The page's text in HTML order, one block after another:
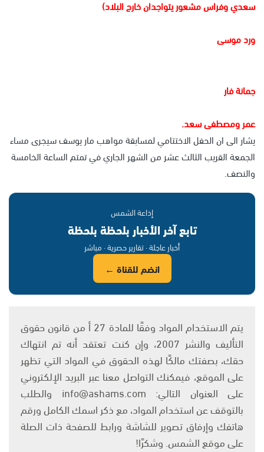
سعدي وفراس مشعور يتواجدان خارج البلاد)
ورد موسى
جمانة فار
عمر ومصطفى سعد.
يشار الى ان الحفل الاختتامي لمسابقة مواهب مار يوسف سيجرى مساء
الجمعة القريب الثالث عشر من الشهر الجاري في تمتم الساعة الخامسة
والنصف.
إذاعة الشمس
تابع آخر الأخبار بلحظة بلحظة
أخبار عاجلة · تقارير حصرية · مباشر
انضم للقناة ←
يتم الاستخدام المواد وفقًا للمادة 27 أ من قانون حقوق
التأليف والنشر 2007، وإن كنت تعتقد أنه تم انتهاك
حقك، بصفتك مالكًا لهذه الحقوق في المواد التي تظهر
على الموقع، فيمكنك التواصل معنا عبر البريد الإلكتروني
على العنوان التالي: info@ashams.com والطلب
بالتوقف عن استخدام المواد، مع ذكر اسمك الكامل ورقم
هاتفك وإرفاق تصوير للشاشة ورابط للصفحة ذات الصلة
على موقع الشمس. وشكرًا!